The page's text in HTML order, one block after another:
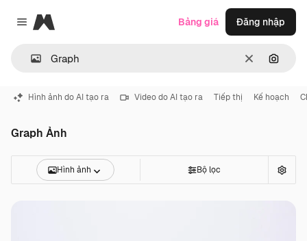
Close menu
Magnific
ThôngTìm
Bảng giá Đăng nhập
Hình ảnh do AI tạo ra Video do AI tạo ra Tiếp thị Kế hoạch
Graph Ảnh
Hình ảnh Bộ lọc